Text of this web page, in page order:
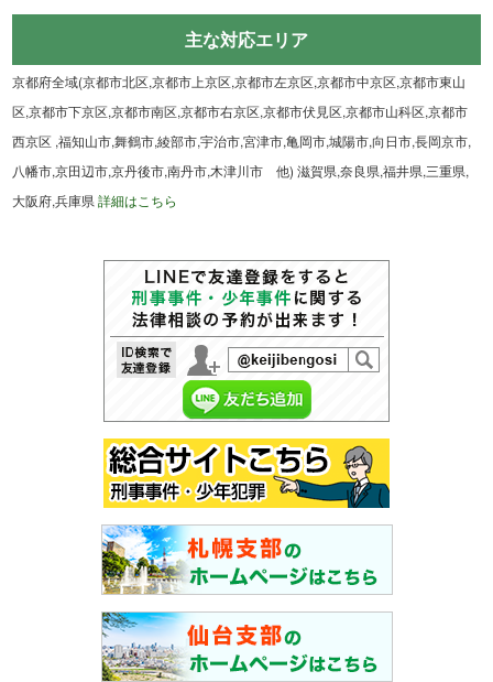
主な対応エリア
京都府全域(京都市北区,京都市上京区,京都市左京区,京都市中京区,京都市東山
区,京都市下京区,京都市南区,京都市右京区,京都市伏見区,京都市山科区,京都市
西京区 ,福知山市,舞鶴市,綾部市,宇治市,宮津市,亀岡市,城陽市,向日市,長岡京市,
八幡市,京田辺市,京丹後市,南丹市,木津川市 他) 滋賀県,奈良県,福井県,三重県,
大阪府,兵庫県詳細はこちら